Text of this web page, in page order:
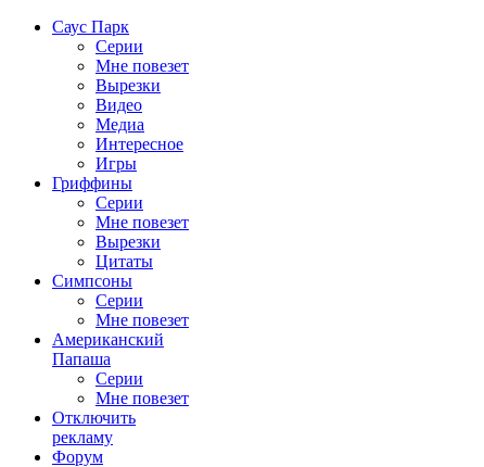
Саус Парк
Серии
Мне повезет
Вырезки
Видео
Медиа
Интересное
Игры
Гриффины
Серии
Мне повезет
Вырезки
Цитаты
Симпсоны
Серии
Мне повезет
Американский
Папаша
Серии
Мне повезет
Отключить
рекламу
Форум